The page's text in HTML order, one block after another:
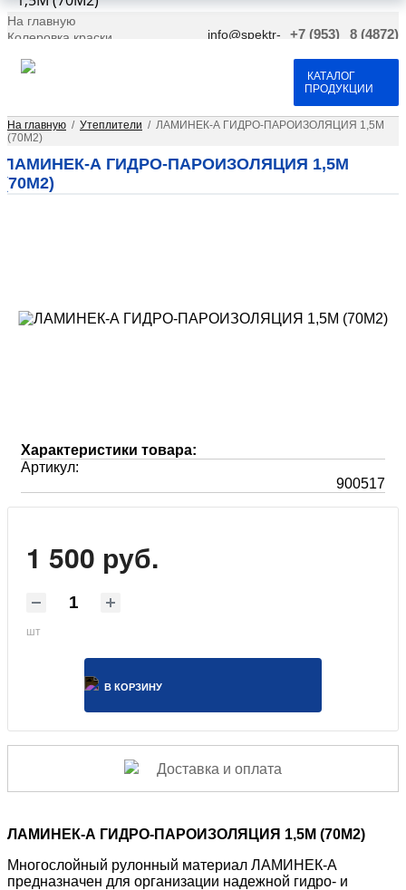
На главную
Колеровка краски
Договор оферта
info@spektr-
+7 (953)
8 (4872)
КАТАЛОГ
ПРОДУКЦИИ
На главную / Утеплители / ЛАМИНЕК-А ГИДРО-ПАРОИЗОЛЯЦИЯ 1,5М
(70М2)
ЛАМИНЕК-А ГИДРО-ПАРОИЗОЛЯЦИЯ 1,5М
(70М2)
Характеристики товара:
Артикул:
900517
1 500 руб.
шт
В КОРЗИНУ
Доставка и оплата
ЛАМИНЕК-А ГИДРО‑ПАРОИЗОЛЯЦИЯ 1,5М (70М2)
Многослойный рулонный материал ЛАМИНЕК‑А
предназначен для организации надежной гидро- и